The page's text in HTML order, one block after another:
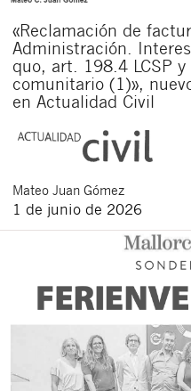
«Reclamación de
Administración.
quo, art. 198.4 LCSP
comunitario (1)»,
en Actualidad Civil
Mateo Juan Gómez
1 de junio de 2026